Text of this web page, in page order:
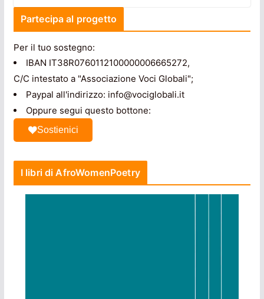
Partecipa al progetto
Per il tuo sostegno:
IBAN IT38R0760112100000006665272,
C/C intestato a "Associazione Voci Globali";
Paypal all'indirizzo: info@vociglobali.it
Oppure segui questo bottone:
Sostienici
I libri di AfroWomenPoetry